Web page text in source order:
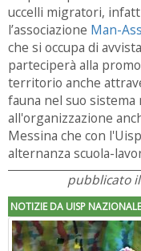
uccelli migratori,
l’associazione Man-
che si occupa di
parteciperà alla
territorio anche
fauna nel suo
all'organizzazione
Messina che con
alternanza scuola-
pubblicato
NOTIZIE DA UISP NAZIONALE